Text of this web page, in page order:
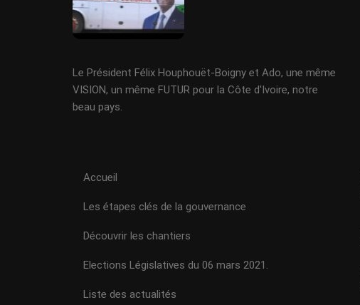
Le Président Félix Houphouët-Boigny et Ado, une même
VISION, un même FUTUR pour la Côte d'Ivoire, notre
beau pays.
Accueil
Les étapes clés de la gouvernance
Découvrir les chantiers
Elections Législatives du 06 mars 2021.
Liste des actualités